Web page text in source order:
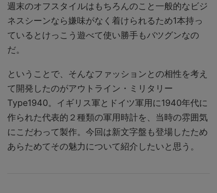
週末のオフスタイルはもちろんのこと一般的なビジ
ネスシーンなら嫌味がなく着けられるため1本持っ
ているとけっこう遊べて使い勝手もバツグンなの
だ。
ということで、そんなファッションとの相性を考え
て開発したのがアウトライン・ミリタリー
Type1940。イギリス軍とドイツ軍用に1940年代に
作られた代表的２種類の軍用時計を、当時の雰囲気
にこだわって製作。今回は新文字盤も登場したため
あらためてその魅力について紹介したいと思う。